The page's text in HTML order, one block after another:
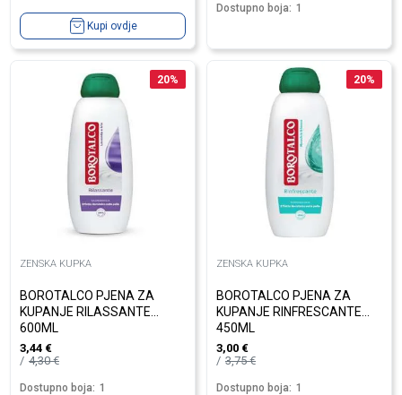
Kupi ovdje
Dostupno boja: 1
20%
ZENSKA KUPKA
BOROTALCO PJENA ZA
KUPANJE RILASSANTE
600ML
3,44 €
4,30€
Dostupno boja: 1
20%
ZENSKA KUPKA
BOROTALCO PJENA ZA
KUPANJE RINFRESCANTE
450ML
3,00 €
3,75€
Dostupno boja: 1